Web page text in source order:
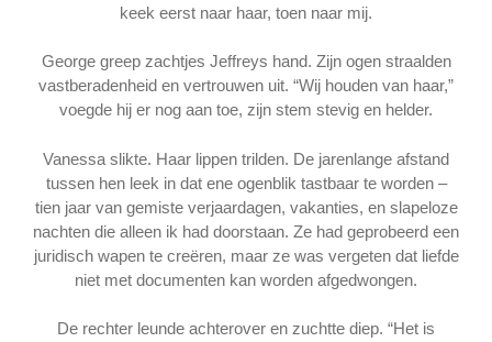
keek eerst naar haar, toen naar mij.
George greep zachtjes Jeffreys hand. Zijn ogen straalden
vastberadenheid en vertrouwen uit. “Wij houden van haar,”
voegde hij er nog aan toe, zijn stem stevig en helder.
Vanessa slikte. Haar lippen trilden. De jarenlange afstand
tussen hen leek in dat ene ogenblik tastbaar te worden –
tien jaar van gemiste verjaardagen, vakanties, en slapeloze
nachten die alleen ik had doorstaan. Ze had geprobeerd een
juridisch wapen te creëren, maar ze was vergeten dat liefde
niet met documenten kan worden afgedwongen.
De rechter leunde achterover en zuchtte diep. “Het is